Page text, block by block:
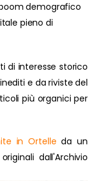
demografico
pieno di
di interesse storico
e da riviste del
più organici per
in Ortelle da un
dall'Archivio